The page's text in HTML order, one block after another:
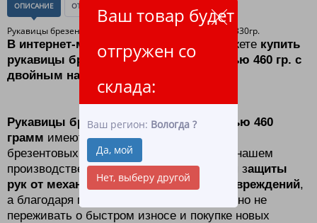
Ваш товар будет
отгружен со
склада:
Ваш регион: Вологда ?
Да, мой
Нет, выберу другой
ОПИСАНИЕ ОТЗЫВЫ
Рукавицы брезентовые пл.450гр. 2-ой налад. + п/н. пл.330гр.
В интернет-магазине ЛидерТекс вы можете купить
рукавицы брезентовые Б-04 плотностью 460 гр. с
двойным наладонником.
Рукавицы брезентовые Б-07 плотностью 460
грамм имеют среднюю плотность среди
брезентовых рукавицпредставленных в нашем
производстве, они отлично подходят для защиты
рук от механических и термических повреждений,
а благодаря повышенной плотности, можно не
переживать о быстром износе и покупке новых